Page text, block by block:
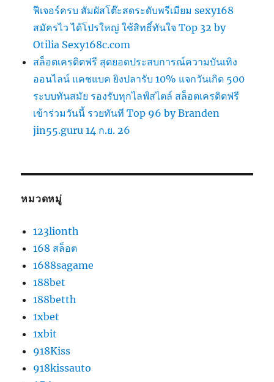
ฟีเจอร์ครบ สัมผัสโต๊ะสดระดับพรีเมียม sexy168
สมัครไว ได้โปรใหญ่ ใช้สิทธิ์ทันใจ Top 32 by
Otilia Sexy168c.com
สล็อตเครดิตฟรี สุดยอดประสบการณ์ความบันเทิง
ออนไลน์ แคชแบค ยิงปลารับ 10% แจกวันเกิด 500
ระบบทันสมัย รองรับทุกไลฟ์สไตล์ สล็อตเครดิตฟรี
เข้าร่วมวันนี้ รวยทันที Top 96 by Branden
jin55.guru 14 ก.ย. 26
หมวดหมู่
123lionth
168 สล็อต
1688sagame
188bet
188betth
1xbet
1xbit
918Kiss
918kissauto